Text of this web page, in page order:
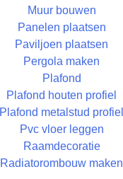
Muur bouwen
Panelen plaatsen
Paviljoen plaatsen
Pergola maken
Plafond
Plafond houten profiel
Plafond metalstud profiel
Pvc vloer leggen
Raamdecoratie
Radiatorombouw maken